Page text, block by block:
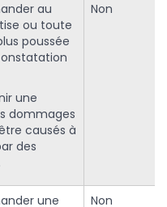
au
ou toute
poussée
une
dommages
causés à
des
Non
une Non